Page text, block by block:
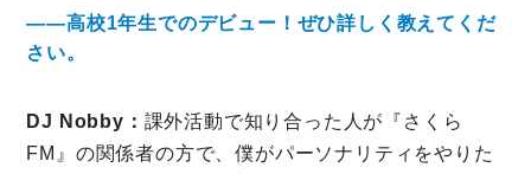
――高校1年生でのデビュー！ぜひ詳しく教えてくだ
さい。
DJ Nobby： 課外活動で知り合った人が『さくら
FM』の関係者の方で、僕がパーソナリティをやりた